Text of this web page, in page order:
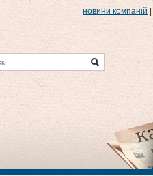
новини компаній